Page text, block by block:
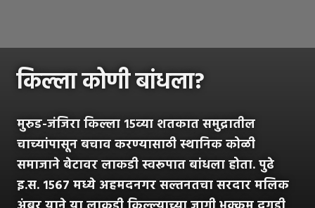
किल्ला कोणी बांधला?
मुरुड-जंजिरा किल्ला १५व्या शतकात समुद्रातील
चाच्यांपासून बचाव करण्यासाठी स्थानिक कोळी
समाजाने बेटावर लाकडी स्वरूपात बांधला होता. पुढे
इ.स. १५६७ मध्ये अहमदनगर सल्तनतचा सरदार मलिक